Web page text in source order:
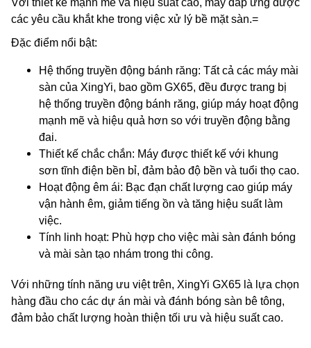
Với thiết kế mạnh mẽ và hiệu suất cao, máy đáp ứng được
các yêu cầu khắt khe trong việc xử lý bề mặt sàn.=
Đặc điểm nổi bật:
Hệ thống truyền động bánh răng: Tất cả các máy mài
sàn của XingYi, bao gồm GX65, đều được trang bị
hệ thống truyền động bánh răng, giúp máy hoạt động
mạnh mẽ và hiệu quả hơn so với truyền động bằng
đai.
Thiết kế chắc chắn: Máy được thiết kế với khung
sơn tĩnh điện bền bỉ, đảm bảo độ bền và tuổi thọ cao.
Hoạt động êm ái: Bạc đạn chất lượng cao giúp máy
vận hành êm, giảm tiếng ồn và tăng hiệu suất làm
việc.
Tính linh hoạt: Phù hợp cho việc mài sàn đánh bóng
và mài sàn tạo nhám trong thi công.
Với những tính năng ưu việt trên, XingYi GX65 là lựa chọn
hàng đầu cho các dự án mài và đánh bóng sàn bê tông,
đảm bảo chất lượng hoàn thiện tối ưu và hiệu suất cao.